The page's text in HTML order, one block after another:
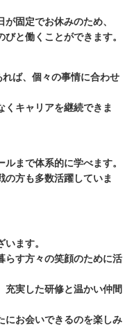
固定でお休みのため、
と働くことができます。
ば、個々の事情に合わせ
くキャリアを継続できま
まで体系的に学べます。
の方も多数活躍していま
ます。
らす方々の笑顔のために活
充実した研修と温かい仲間
にお会いできるのを楽しみ